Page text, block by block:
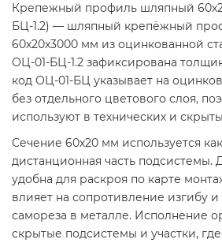
Крепежный профиль шляпный
БЦ-1.2) — шляпный крепёжный
60х20х3000 мм из оцинкованной
ОЦ-01-БЦ-1.2 зафиксирована
код ОЦ-01-БЦ указывает на
без отдельного цветового слоя,
используют в технических и
Сечение 60х20 мм используется
дистанционная часть подсистемы.
удобна для раскроя по карте
влияет на сопротивление изгибу
самореза в металле. Исполнение
скрытые подсистемы и участки,